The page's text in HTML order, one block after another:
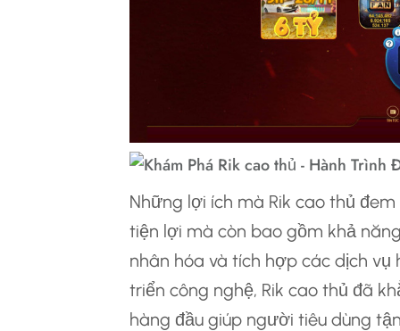
Những lợi ích mà Rik cao thủ
tiện lợi mà còn bao gồm khả
nhân hóa và tích hợp các dịch
triển công nghệ, Rik cao thủ đã
hàng đầu giúp người tiêu dùng